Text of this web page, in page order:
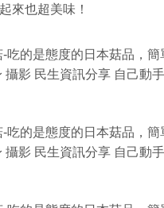
來也超美味！